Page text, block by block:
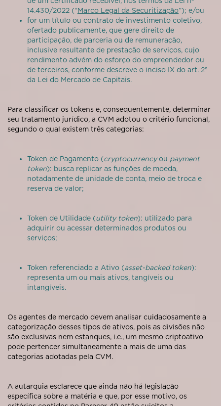
14.430/2022 (“Marco Legal da Securitização”); e/ou
for um título ou contrato de investimento coletivo,
ofertado publicamente, que gere direito de
participação, de parceria ou de remuneração,
inclusive resultante de prestação de serviços, cujo
rendimento advém do esforço do empreendedor ou
de terceiros, conforme descreve o inciso IX do art. 2º
da Lei do Mercado de Capitais.
Para classificar os tokens e, consequentemente, determinar
seu tratamento jurídico, a CVM adotou o critério funcional,
segundo o qual existem três categorias:
Token de Pagamento (cryptocurrencyou payment
token): busca replicar as funções de moeda,
notadamente de unidade de conta, meio de troca e
reserva de valor;
Token de Utilidade (utility token): utilizado para
adquirir ou acessar determinados produtos ou
serviços;
Token referenciado a Ativo (asset-backed token):
representa um ou mais ativos, tangíveis ou
intangíveis.
Os agentes de mercado devem analisar cuidadosamente a
categorização desses tipos de ativos, pois as divisões não
são exclusivas nem estanques, i.e., um mesmo criptoativo
pode pertencer simultaneamente a mais de uma das
categorias adotadas pela CVM.
A autarquia esclarece que ainda não há legislação
específica sobre a matéria e que, por esse motivo, os